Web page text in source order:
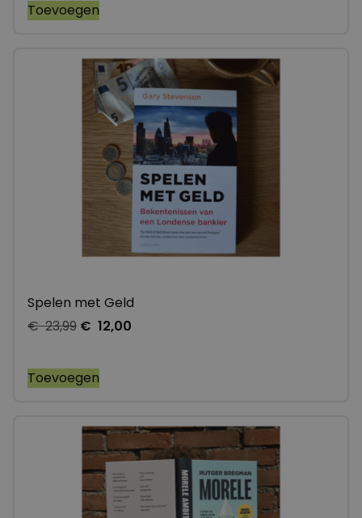
Toevoegen
Spelen met Geld
€23,99 € 12,00
Toevoegen